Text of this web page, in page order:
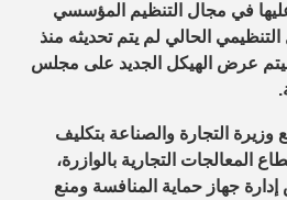
عليها في مجال التنظيم المؤسسي
الحالي لم يتم تحديثه منذ
عام 2005، وسيتم عرض الهيكل الجديد على مجلس
التجارة والصناعة بتكليف
المعالجات التجارية بالوازرة،
جهاز حماية المنافسة ومنع